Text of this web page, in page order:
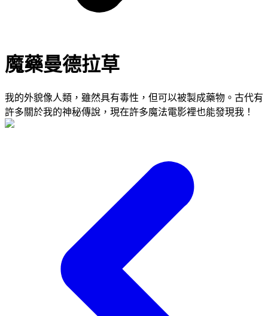
魔藥曼德拉草
我的外貌像人類，雖然具有毒性，但可以被製成藥物。古代有
許多關於我的神秘傳說，現在許多魔法電影裡也能發現我！